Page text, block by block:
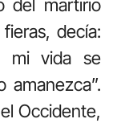
del martirio
decía:
mi vida se
amanezca”.
Occidente,